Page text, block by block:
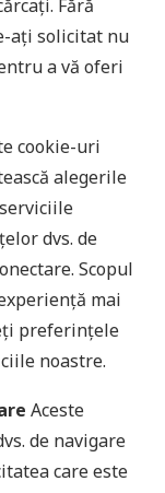
Fără
ați solicitat nu
a vă oferi
cookie-uri
alegerile
dvs. de
Scopul
mai
preferințele
noastre.
Aceste
de navigare
care este